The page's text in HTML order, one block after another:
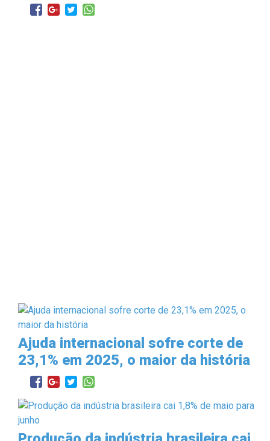
Ajuda internacional sofre corte de
23,1% em 2025, o maior da história